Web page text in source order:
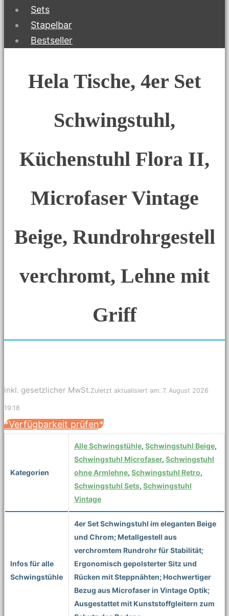
Sets
Stapelbar
Bestseller
Hela Tische, 4er Set
Schwingstuhl,
Küchenstuhl Flora II,
Microfaser Vintage
Beige, Rundrohrgestell
verchromt, Lehne mit
Griff
inkl. gesetzlicher MwSt.Zuletzt aktualisiert am: 7. August 2026
19:18
*Verfügbarkeit prüfen*
Kategorien
Alle Schwingstühle, Schwingstuhl Beige,
Schwingstuhl Microfaser, Schwingstuhl
ohne Armlehne, Schwingstuhl Retro,
Schwingstuhl Sets, Schwingstuhl
Vintage
Infos für alle
Schwingstühle
4er Set Schwingstuhl im eleganten Beige
und Chrom; Metallgestell aus
verchromtem Rundrohr für Stabilität;
Ergonomisch gepolsterter Sitz und
Rücken mit Steppnähten; Hochwertiger
Bezug aus Microfaser in Vintage Optik;
Ausgestattet mit Kunststoffgleitern zum